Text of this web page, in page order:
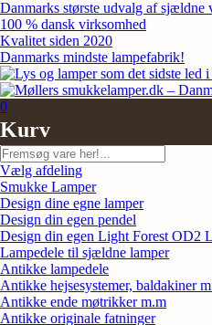
Skip
to
content
Danmarks største udvalg af sjældne
100 % dansk virksomhed
Kvalitet siden 2020
Danmarks mindste lampefabrik!
0
Kurv
Søg
Vælg afdeling
Smukke Lamper
Design dine egne lamper
Design din egen pendel
Design din egen Light Forest OD2
Lampedele til sjældne lamper
Antikke lampedele
Antikke hejsesystemer, baldakiner
Antikke ende møtrikker m.m
Antikke originale fatninger